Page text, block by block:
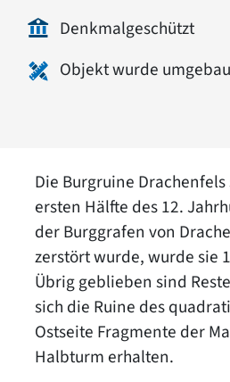
Denkmalgeschützt
Objekt wurde
Die Burgruine
ersten Hälfte des 12.
der Burggrafen von
zerstört wurde, wurde sie
Übrig geblieben sind
sich die Ruine des
Ostseite Fragmente der
Halbturm erhalten.